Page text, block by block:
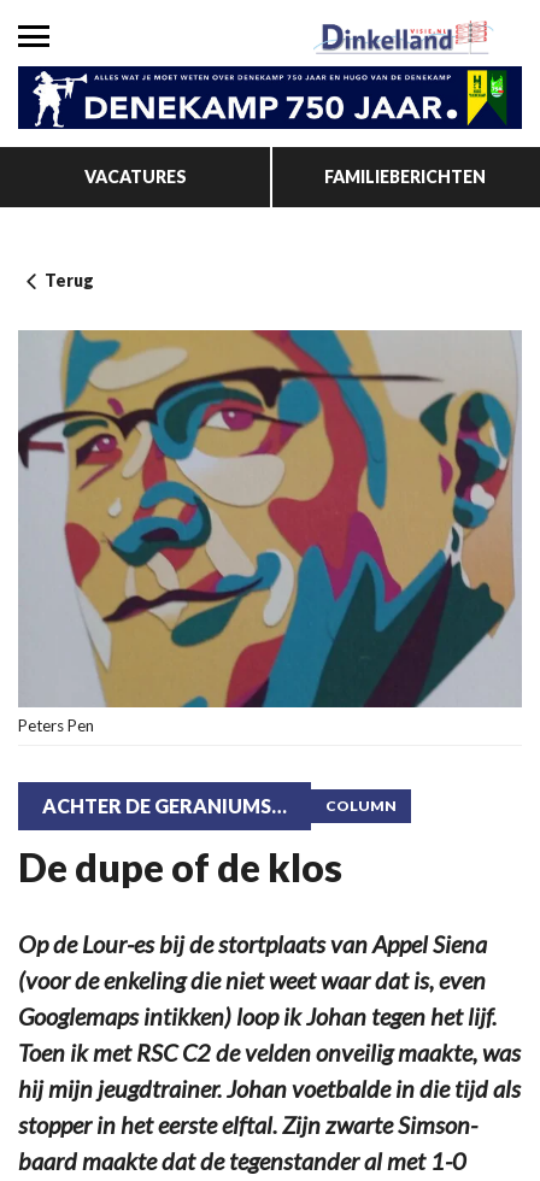
VACATURES FAMILIEBERICHTEN
Terug
Peters Pen
ACHTER DE GERANIUMS… COLUMN
De dupe of de klos
Op de Lour-es bij de stortplaats van Appel Siena
(voor de enkeling die niet weet waar dat is, even
Googlemaps intikken) loop ik Johan tegen het lijf.
Toen ik met RSC C2 de velden onveilig maakte, was
hij mijn jeugdtrainer. Johan voetbalde in die tijd als
stopper in het eerste elftal. Zijn zwarte Simson-
baard maakte dat de tegenstander al met 1-0